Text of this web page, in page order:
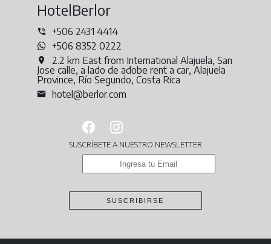
HotelBerlor
+506 2431 4414
+506 8352 0222
2.2 km East from International Alajuela, San
Jose calle, a lado de adobe rent a car, Alajuela
Province, Río Segundo, Costa Rica
hotel@berlor.com
SUSCRÍBETE A NUESTRO NEWSLETTER
SUSCRIBIRSE